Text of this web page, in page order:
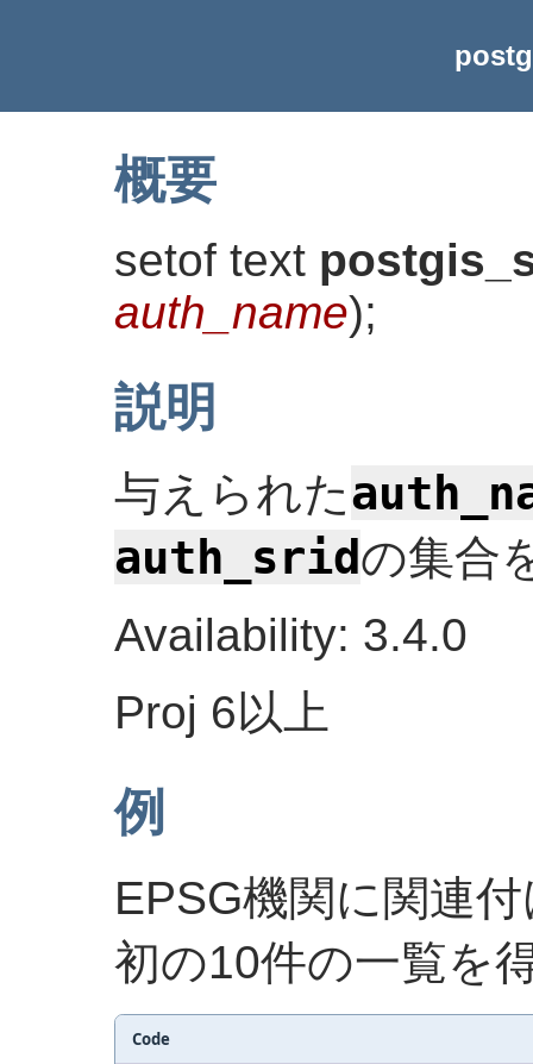
概要
setof text
auth_name);
説明
与えられた
auth_sridの集合
Availability: 3.4.0
Proj 6以上
例
EPSG機関に関連
初の10件の一覧を
Code